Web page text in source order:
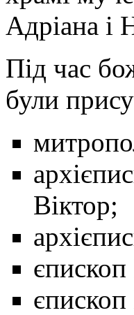
Під час
були
Віктор;
єпископ